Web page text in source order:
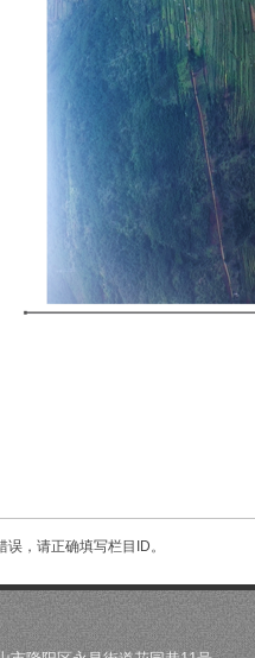
，请正确填写栏目ID。